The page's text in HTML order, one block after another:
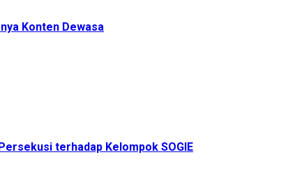
Konten Dewasa
terhadap Kelompok SOGIE